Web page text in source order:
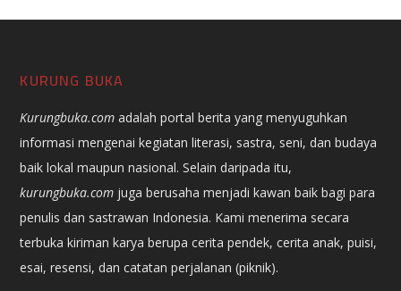
KURUNG BUKA
Kurungbuka.com adalah portal berita yang menyuguhkan
informasi mengenai kegiatan literasi, sastra, seni, dan budaya
baik lokal maupun nasional. Selain daripada itu,
kurungbuka.com juga berusaha menjadi kawan baik bagi para
penulis dan sastrawan Indonesia. Kami menerima secara
terbuka kiriman karya berupa cerita pendek, cerita anak, puisi,
esai, resensi, dan catatan perjalanan (piknik).